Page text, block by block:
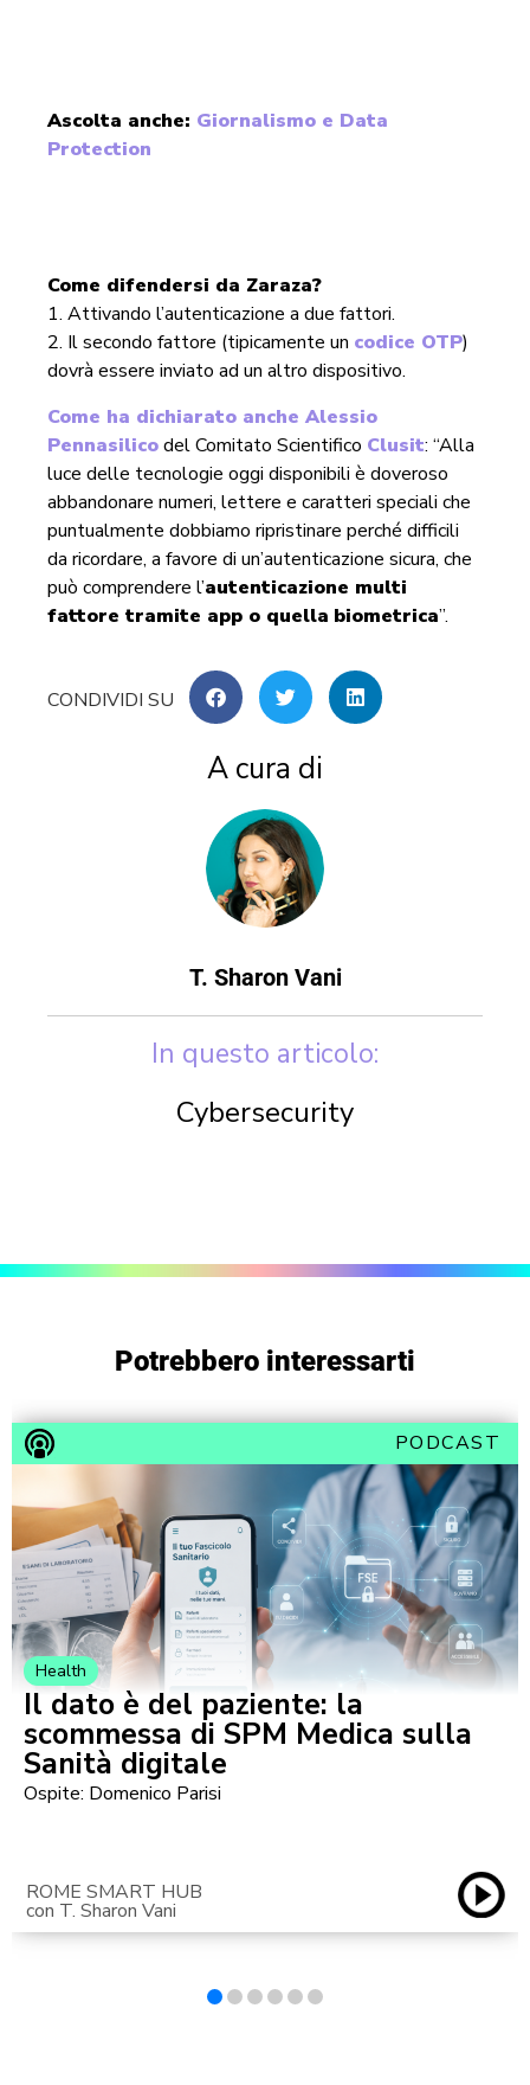
Ascolta anche: Giornalismo e Data
Protection
Come difendersi da Zaraza?
1. Attivando l’autenticazione a due fattori.
2. Il secondo fattore (tipicamente un codice OTP)
dovrà essere inviato ad un altro dispositivo.
Come ha dichiarato anche Alessio
Pennasilicodel Comitato Scientifico Clusit: “Alla
luce delle tecnologie oggi disponibili è doveroso
abbandonare numeri, lettere e caratteri speciali che
puntualmente dobbiamo ripristinare perché difficili
da ricordare, a favore di un’autenticazione sicura, che
può comprendere l’autenticazione multi
fattore tramite app o quella biometrica”.
A cura di
T. Sharon Vani
In questo articolo:
Cybersecurity
Potrebbero interessarti
PODCAST
Health
Il dato è del paziente: la
scommessa di SPM Medica sulla
Sanità digitale
Ospite: Domenico Parisi
ROME SMART HUB
con T. Sharon Vani